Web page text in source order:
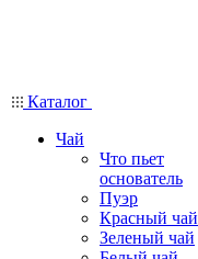
Каталог
Чай
Что пьет
основатель
Пуэр
Красный чай
Зеленый чай